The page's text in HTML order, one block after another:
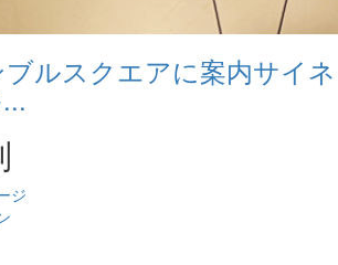
ルスクエアに案内サイネ
ジ